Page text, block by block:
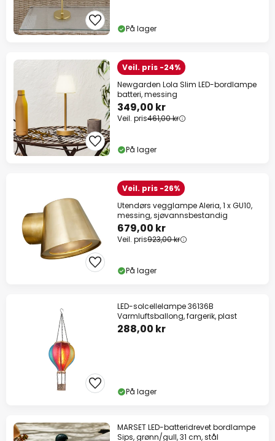
På lager
Veil. pris -24%
Newgarden Lola Slim LED-bordlampe
batteri, messing
349,00 kr
Veil. pris461,00 kr
På lager
Veil. pris -26%
Utendørs vegglampe Aleria, 1 x GU10,
messing, sjøvannsbestandig
679,00 kr
Veil. pris923,00 kr
På lager
LED-solcellelampe 36136B
Varmluftsballong, fargerik, plast
288,00 kr
På lager
MARSET LED-batteridrevet bordlampe
Sips, grønn/gull, 31 cm, stål